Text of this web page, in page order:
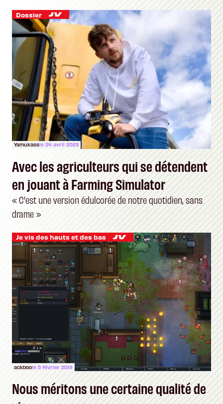
Dossier
Yamukassle 24 avril 2023
Avec les agriculteurs qui se détendent
en jouant à Farming Simulator
« C'est une version édulcorée de notre quotidien, sans
drame »
Je vis des hauts et des bas
ackboole 5 février 2019
Nous méritons une certaine qualité de